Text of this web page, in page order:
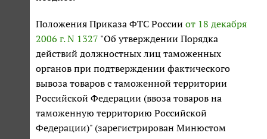
Положения Приказа ФТС России от 18 декабря
2006 г. N 1327 "Об утверждении Порядка
действий должностных лиц таможенных
органов при подтверждении фактического
вывоза товаров с таможенной территории
Российской Федерации (ввоза товаров на
таможенную территорию Российской
Федерации)" (зарегистрирован Минюстом